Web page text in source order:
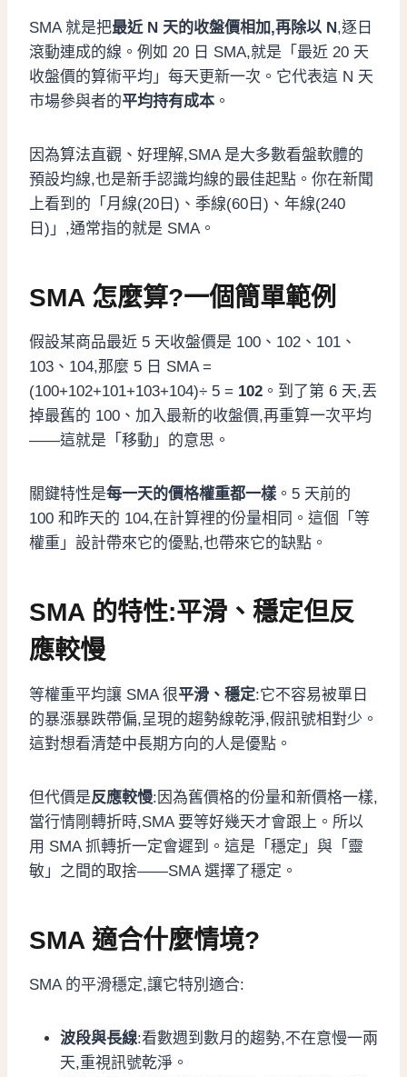
SMA 就是把最近 N 天的收盤價相加,再除以 N,逐日
滾動連成的線。例如 20 日 SMA,就是「最近 20 天
收盤價的算術平均」每天更新一次。它代表這 N 天
市場參與者的平均持有成本 。
因為算法直觀、好理解,SMA 是大多數看盤軟體的
預設均線,也是新手認識均線的最佳起點。你在新聞
上看到的「月線(20日)、季線(60日)、年線(240
日)」,通常指的就是 SMA。
SMA 怎麼算?一個簡單範例
假設某商品最近 5 天收盤價是 100、102、101、
103、104,那麼 5 日 SMA =
(100+102+101+103+104)÷ 5 = 102 。到了第 6 天,丟
掉最舊的 100、加入最新的收盤價,再重算一次平均
——這就是「移動」的意思。
關鍵特性是每一天的價格權重都一樣 。5 天前的
100 和昨天的 104,在計算裡的份量相同。這個「等
權重」設計帶來它的優點,也帶來它的缺點。
SMA 的特性:平滑、穩定但反
應較慢
等權重平均讓 SMA 很平滑、穩定:它不容易被單日
的暴漲暴跌帶偏,呈現的趨勢線乾淨,假訊號相對少。
這對想看清楚中長期方向的人是優點。
但代價是反應較慢:因為舊價格的份量和新價格一樣,
當行情剛轉折時,SMA 要等好幾天才會跟上。所以
用 SMA 抓轉折一定會遲到。這是「穩定」與「靈
敏」之間的取捨——SMA 選擇了穩定。
SMA 適合什麼情境?
SMA 的平滑穩定,讓它特別適合:
波段與長線:看數週到數月的趨勢,不在意慢一兩
天,重視訊號乾淨。